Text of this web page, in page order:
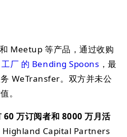
Meetup 等产品，通过收购
厂 的 Bending Spoons ，最
WeTransfer。双方并未公
。
万订阅者和 8000 万月活
Highland Capital Partners